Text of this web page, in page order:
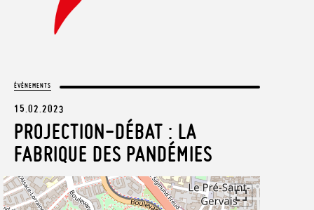
ÉVÈNEMENTS
15.02.2023
PROJECTION-DÉBAT : LA
FABRIQUE DES PANDÉMIES